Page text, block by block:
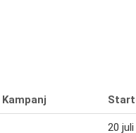
Kampanj
20